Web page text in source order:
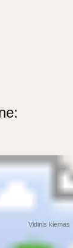
Vidinis kiemas